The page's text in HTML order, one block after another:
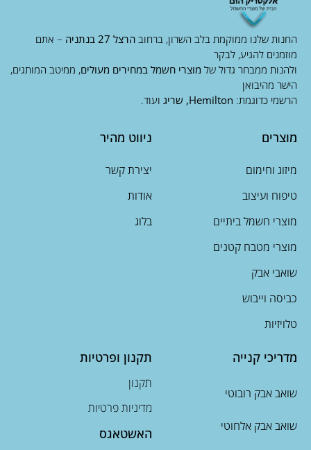
החנות שלנו ממוקמת בלב השרון, ברחוב הרצל 27 בנתניה
– אתם
מוזמנים להגיע, לבקר
ולהנות ממבחר גדול של מוצרי חשמל במחירים מעולים, ממיטב המותגים,
הישר מהיבואן
הרשמי כדוגמת: Hemilton, שריג ועוד.
מוצרים
מיזוג וחימום
טיפוח ועיצוב
מוצרי חשמל ביתיים
מוצרי מטבח קטנים
שואבי אבק
כביסה וייבוש
טלויזיות
ניווט מהיר
יצירת קשר
אודות
בלוג
מדריכי קנייה
שואב אבק רובוטי
שואב אבק אלחוטי
תקנון ופרטיות
תקנון
מדיניות פרטיות
האשטאגס